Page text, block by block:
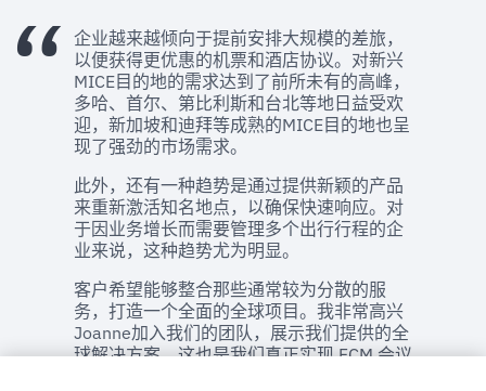
企业越来越倾向于提前安排大规模的差旅，
以便获得更优惠的机票和酒店协议。对新兴
MICE目的地的需求达到了前所未有的高峰，
多哈、首尔、第比利斯和台北等地日益受欢
迎，新加坡和迪拜等成熟的MICE目的地也呈
现了强劲的市场需求。
此外，还有一种趋势是通过提供新颖的产品
来重新激活知名地点，以确保快速响应。对
于因业务增长而需要管理多个出行行程的企
业来说，这种趋势尤为明显。
客户希望能够整合那些通常较为分散的服
务，打造一个全面的全球项目。我非常高兴
Joanne加入我们的团队，展示我们提供的全
球解决方案，这也是我们真正实现 FCM 会议